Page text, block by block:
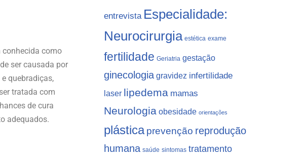
conhecida como
ser causada por
quebradiças,
tratada com
de cura
adequados.
entrevista Especialidade:
Neurocirurgia estética exame
fertilidade Geriatria gestação
ginecologia gravidez infertilidade
laser lipedema mamas
Neurologia obesidade orientações
plástica prevenção reprodução
humana saúde sintomas tratamento